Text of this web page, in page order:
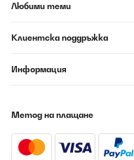
Любими теми
Клиентска поддръжка
Информация
Метод на плащане